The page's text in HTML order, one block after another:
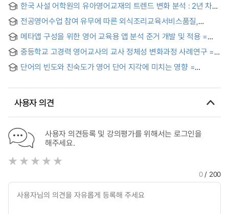
한국 사설 어학원의 유아영어교재의 트렌드 변화 분석 : 2년 차
개정판을 중심으로 = Changing Trends of English Teaching
Materials for Young Learners in Korea Private English
Institutes
전공영어수업 참여 유무에 따른 외식조리교육서비스품질,
교육만족 및 전공몰입간의 관계 연구 : 대전W 외식조리대학
사례중심으로 = The effect on the Culinary education
quality, value, focus depth, for the practice in classes for
major subjects taught in English : Case study base on
Culinary programs in W university in Daejeon
메타앱 구성을 위한 영어 교육용 앱 분석 준거 개발 및 적용 =
Development and Application of English Educational
Application Analysis Criteria for Designing of Meta-App
중등학교 고경력 영어교사의 교사 정체성 변화과정 사례연구 =
A Qualitative Case Study on Teacher Identity of High-
Experienced English Teachers in Secondary School
단어의 빈도와 친숙도가 영어 단어 지각에 미치는 영향 =
epenthesis
사용자 의견
사용자 의견등록 및 강의평가를 위해서는 로그인을
해주세요.
0/ 200